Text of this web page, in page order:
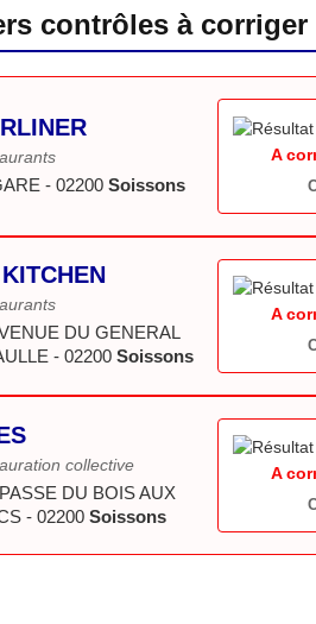
contrôles à
- 02200 Soissons
A
DU GENERAL
- 02200 Soissons
A
collective
DU BOIS AUX
- 02200 Soissons
A